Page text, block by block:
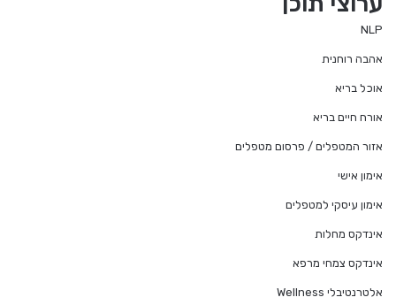
NLP
אהבה רוחנית
אוכל בריא
אורח חיים בריא
אזור המטפלים / פרסום מטפלים
אימון אישי
אימון עיסקי למטפלים
אינדקס מחלות
אינדקס צמחי מרפא
אלטרנטיבלי Wellness